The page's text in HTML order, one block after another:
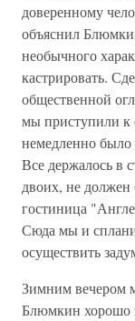
доверенному
объяснил
необычного
кастрировать.
общественной
мы приступили
немедленно было
Все держалось в
двоих, не
гостиница
Сюда мы и
осуществить
Зимним вечером
Блюмкин хорошо